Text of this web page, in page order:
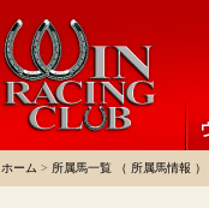
ホーム > 所属馬一覧 （ 所属馬情報 ）